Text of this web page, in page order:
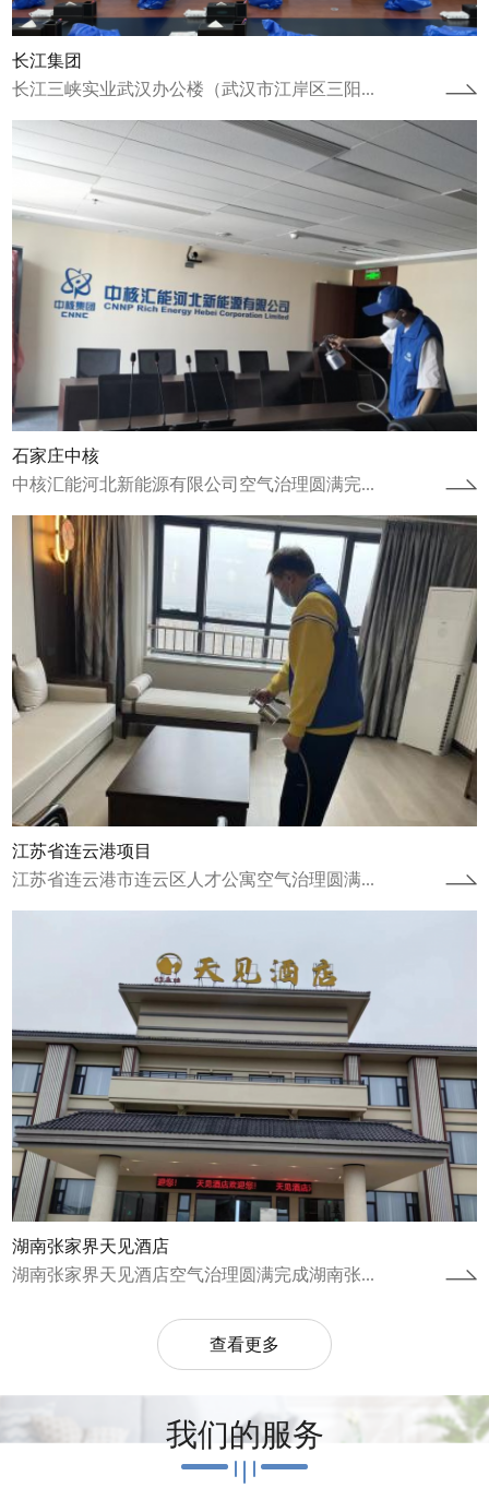
长江集团
长江三峡实业武汉办公楼（武汉市江岸区三阳...
石家庄中核
中核汇能河北新能源有限公司空气治理圆满完...
查看详情
江苏省连云港项目
江苏省连云港市连云区人才公寓空气治理圆满...
江苏省连云港项目
江苏省连云港市连云区人才公寓空气治理圆满
完成2022年12月8日完成人才公寓治理工作，
2023年1月9日完成康养中心治理...
湖南张家界天见酒店
湖南张家界天见酒店空气治理圆满完成湖南张...
湖南张家界天见酒店
湖南张家界天见酒店空气治理圆满完成湖南张
家界天见酒店进行了空气治理并于2024年1月
20日圆满完成。湖南张家界天见酒店自...
查看详情
查看更多
我们的服务